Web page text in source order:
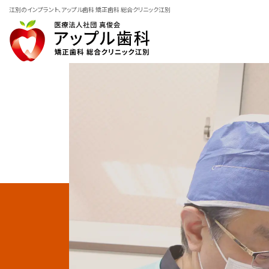
江別のインプラント、アップル歯科 矯正歯科 総合クリニック江別